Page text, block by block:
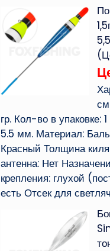
гр. Кол-во в упаковке:
5.5 мм. Материал:
Красный Толщина
антенна: Нет
крепления: глухой
есть Отсек для